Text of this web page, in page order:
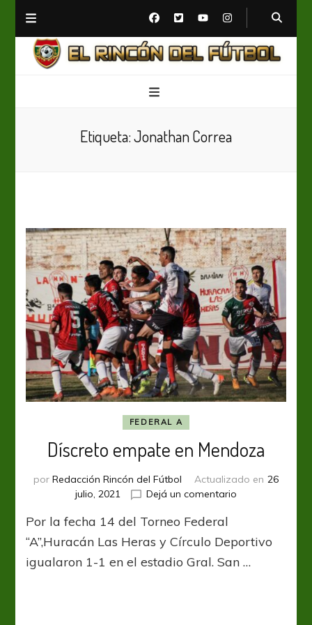
Etiqueta:Jonathan Correa
FEDERAL A
Díscreto empate en Mendoza
por Redacción Rincón del Fútbol Actualizado en 26
julio, 2021
Dejá un comentario
en
Por la fecha 14 del Torneo Federal
“A”,Huracán Las Heras y Círculo Deportivo
igualaron 1-1 en el estadio Gral. San …